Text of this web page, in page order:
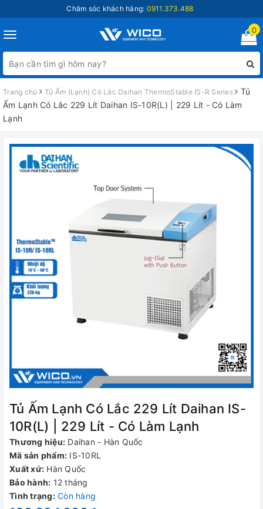
Chăm sóc khách hàng: 0911.373.488
Toggle
navigation
0
Trang chủ Tủ Ấm (Lạnh) Có Lắc Daihan ThermoStable IS-R Series
Tủ
Ấm Lạnh Có Lắc 229 Lít Daihan IS-10R(L) | 229 Lít - Có Làm
Lạnh
Tủ Ấm Lạnh Có Lắc 229 Lít Daihan IS-
10R(L) | 229 Lít - Có Làm Lạnh
Thương hiệu: Daihan - Hàn Quốc
Mã sản phẩm: IS-10RL
Xuất xứ: Hàn Quốc
Bảo hành: 12 tháng
Tình trạng: Còn hàng